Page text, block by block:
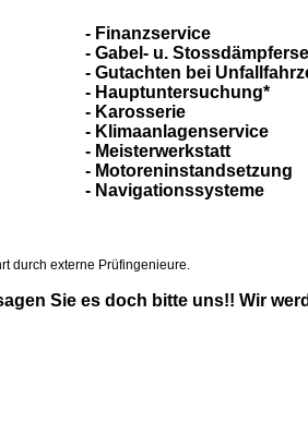
- Finanzservice
- Gabel- u.
- Gutachten bei
- Hauptuntersuchung*
- Karosserie
- Klimaanlagenservice
- Meisterwerkstatt
- Motoreninstandsetzung
- Navigationssysteme
durch externe Prüfingenieure.
Sie es doch bitte uns!! Wir